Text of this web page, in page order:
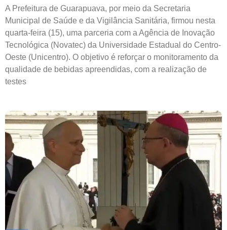
A Prefeitura de Guarapuava, por meio da Secretaria
Municipal de Saúde e da Vigilância Sanitária, firmou nesta
quarta-feira (15), uma parceria com a Agência de Inovação
Tecnológica (Novatec) da Universidade Estadual do Centro-
Oeste (Unicentro). O objetivo é reforçar o monitoramento da
qualidade de bebidas apreendidas, com a realização de
testes